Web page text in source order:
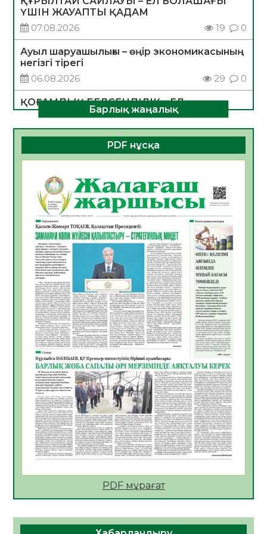
ҮШІН ЖАУАПТЫ ҚАДАМ
07.08.2026
19 0
Ауыл шаруашылығы – өңір экономикасының
негізгі тірегі
06.08.2026
29 0
ҚОҒАМДЫҚ БЕЛСЕНДІЛІК – ЕЛ
ДАМУЫНЫҢ НЕГІЗІ
06.08.2026
28 0
ҚҰРЫЛТАЙ САЙЛАУЫ – БОЛАШАҚҚА
БАСТАР ЖАУАПТЫ ТАҢДАУ
06.08.2026
Инфекциялық ауруларға қарсы иммундау
жұмыстарының тиімділігі
06.08.2026
31
Көкжөтел ауруы туралы
06.08.2026
28
АПВ вакцинасы туралы мәлімет
06.08.2026
29
Open Air: Қызылорда облысы полиция
департаменті 20 мыңнан астам
көрерменнің қауіпсіздігін қамтамасыз етті
06.08.2026
40
ҚЫЗЫЛОРДАДА «САНАЛЫ ҰРПАҚ –
ЖАРҚЫН БОЛАШАҚ» АТТЫ КЕҢЕЙТІЛГЕН
МӘЖІЛІС ӨТТІ
05.08.2026
41
Қазақстан Орталық Азиядағы көшуге ең
азаматтың міндеті
Барлық жаңалық
PDF нұсқа
PDF мұрағат